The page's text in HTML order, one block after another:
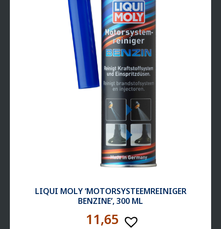
LIQUI MOLY ‘MOTOR­SYS­TEEM­REI­NIGER
BENZINE’, 300 ML
11,65